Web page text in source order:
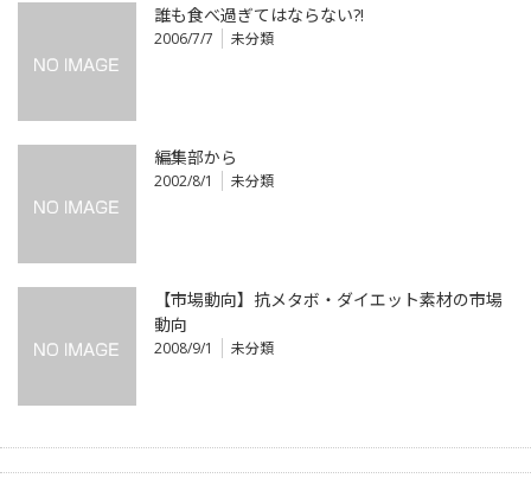
誰も食べ過ぎてはならない?!
2006/7/7 未分類
編集部から
2002/8/1 未分類
【市場動向】抗メタボ・ダイエット素材の市場
動向
2008/9/1 未分類